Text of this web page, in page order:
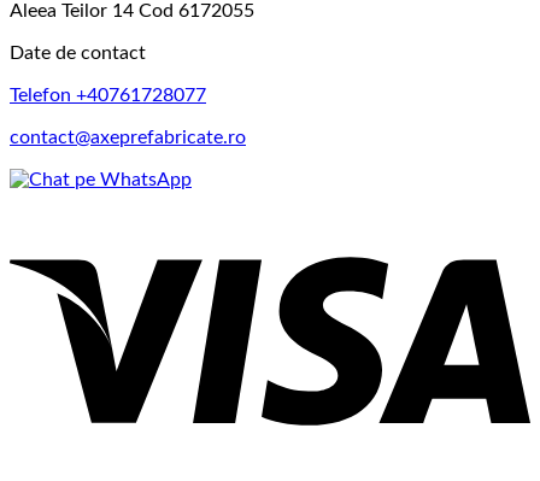
Aleea Teilor 14 Cod 6172055
Date de contact
Telefon +40761728077
contact@axeprefabricate.ro